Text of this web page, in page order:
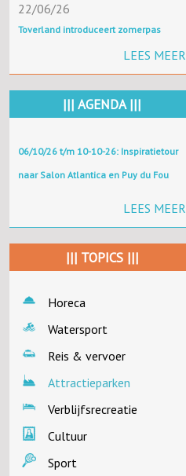
22/06/26
Toverland introduceert zomerpas
LEES MEER
||| AGENDA |||
06/10/26 t/m 10-10-26: Inspiratietour
naar Salon Atlantica en Puy du Fou
LEES MEER
||| TOPICS |||
Horeca
Watersport
Reis & vervoer
Attractieparken
Verblijfsrecreatie
Cultuur
Sport